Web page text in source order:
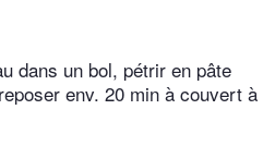
dans un bol, pétrir en pâte
env. 20 min à couvert à